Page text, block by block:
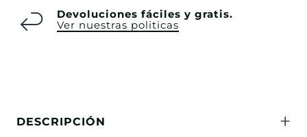
Devoluciones fáciles y gratis.
Ver nuestras politicas
DESCRIPCIÓN